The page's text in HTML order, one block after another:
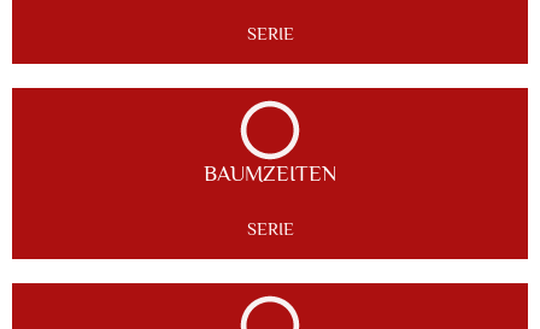
SERIE
BAUMZEITEN
SERIE